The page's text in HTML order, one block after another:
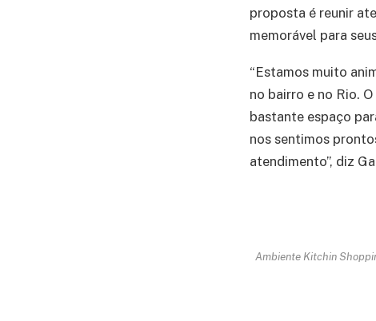
proposta é reunir
memorável para
“Estamos muito
no bairro e no Rio.
bastante espaço
nos sentimos
atendimento”, diz
Ambiente Kitchin